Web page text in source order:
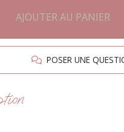
AJOUTER AU PANIER
POSER UNE